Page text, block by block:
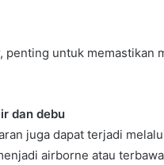
penting untuk
dan debu
juga dapat terjadi
airborne atau